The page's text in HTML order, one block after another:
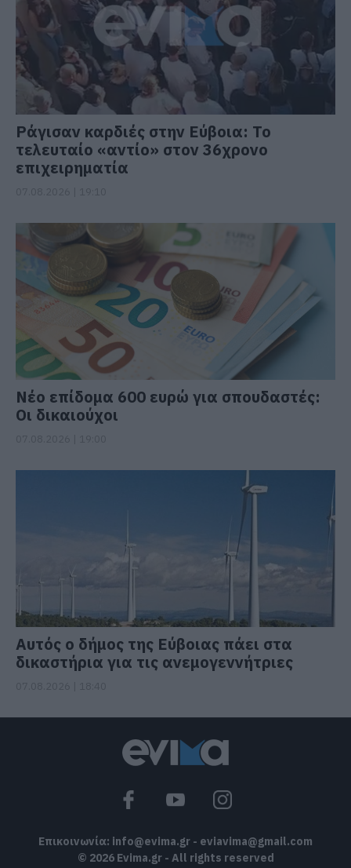
Ράγισαν καρδιές στην Εύβοια: Το
τελευταίο «αντίο» στον 36χρονο
επιχειρηματία
Νέο επίδομα 600 ευρώ για σπουδαστές:
Οι δικαιούχοι
Αυτός ο δήμος της Εύβοιας πάει στα
δικαστήρια για τις ανεμογεννήτριες
Επικοινωνία: info@evima.gr - eviavima@gmail.com
© 2026 Evima.gr - All rights reserved